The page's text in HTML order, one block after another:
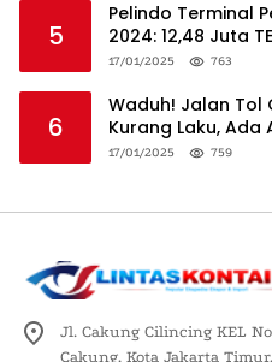
5
Pelindo Terminal
2024: 12,48 Juta
Logistik Nasional
17/01/2025 763
6
Waduh! Jalan Tol
Kurang Laku, Ada
17/01/2025 759
Jl. Cakung Cilincing KEL
Cakung, Kota Jakarta